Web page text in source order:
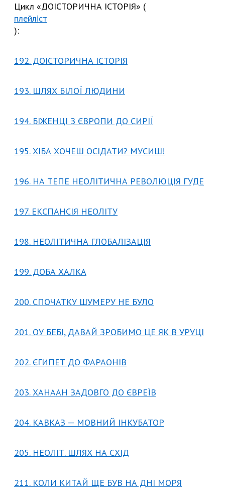
Цикл «ДОІСТОРИЧНА ІСТОРІЯ» (
плейліст
):
192. ДОІСТОРИЧНА ІСТОРІЯ
193. ШЛЯХ БІЛОЇ ЛЮДИНИ
194. БІЖЕНЦІ З ЄВРОПИ ДО СИРІЇ
195. ХІБА ХОЧЕШ ОСІДАТИ? МУСИШ!
196. НА ТЕПЕ НЕОЛІТИЧНА РЕВОЛЮЦІЯ ГУДЕ
197. ЕКСПАНСІЯ НЕОЛІТУ
198. НЕОЛІТИЧНА ГЛОБАЛІЗАЦІЯ
199. ДОБА ХАЛКА
200. СПОЧАТКУ ШУМЕРУ НЕ БУЛО
201. ОУ БЕБІ, ДАВАЙ ЗРОБИМО ЦЕ ЯК В УРУЦІ
202. ЄГИПЕТ ДО ФАРАОНІВ
203. ХАНААН ЗАДОВГО ДО ЄВРЕЇВ
204. КАВКАЗ — МОВНИЙ ІНКУБАТОР
205. НЕОЛІТ. ШЛЯХ НА СХІД
211. КОЛИ КИТАЙ ЩЕ БУВ НА ДНІ МОРЯ